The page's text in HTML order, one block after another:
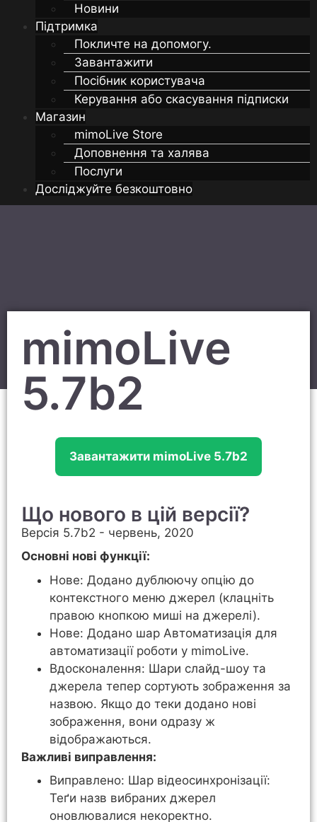
Новини
Підтримка
Покличте на допомогу.
Завантажити
Посібник користувача
Керування або скасування підписки
Магазин
mimoLive Store
Доповнення та халява
Послуги
Досліджуйте безкоштовно
mimoLive
5.7b2
Завантажити mimoLive 5.7b2
Що нового в цій версії?
Версія 5.7b2 - червень, 2020
Основні нові функції:
Нове: Додано дублюючу опцію до
контекстного меню джерел (клацніть
правою кнопкою миші на джерелі).
Нове: Додано шар Автоматизація для
автоматизації роботи у mimoLive.
Вдосконалення: Шари слайд-шоу та
джерела тепер сортують зображення за
назвою. Якщо до теки додано нові
зображення, вони одразу ж
відображаються.
Важливі виправлення:
Виправлено: Шар відеосинхронізації:
Теґи назв вибраних джерел
оновлювалися некоректно.